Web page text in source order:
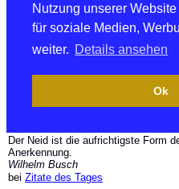
Nutzung unserer
für soziale Medien,
weiter. Details ansehen
Ok
Der Neid ist die aufrichtigste Form
Anerkennung.
Wilhelm Busch
bei Zitate des Tages